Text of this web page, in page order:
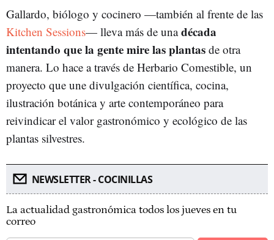
Gallardo, biólogo y cocinero —también al frente de las
Kitchen Sessions— lleva más de unadécada
intentando que la gente mire las plantas de otra
manera. Lo hace a través de Herbario Comestible, un
proyecto que une divulgación científica, cocina,
ilustración botánica y arte contemporáneo para
reivindicar el valor gastronómico y ecológico de las
plantas silvestres.
NEWSLETTER - COCINILLAS
La actualidad gastronómica todos los jueves en tu
correo